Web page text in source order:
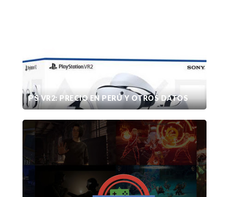
PS VR2: PRECIO EN PERÚ Y OTROS DATOS